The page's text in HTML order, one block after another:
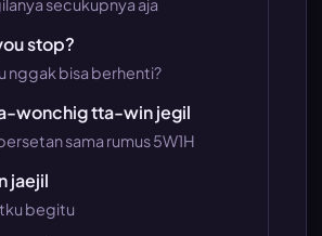
secukupnya aja
stop?
nggak bisa berhenti?
wonchig tta-win jegil
sama rumus 5W1H
jaejil
begitu